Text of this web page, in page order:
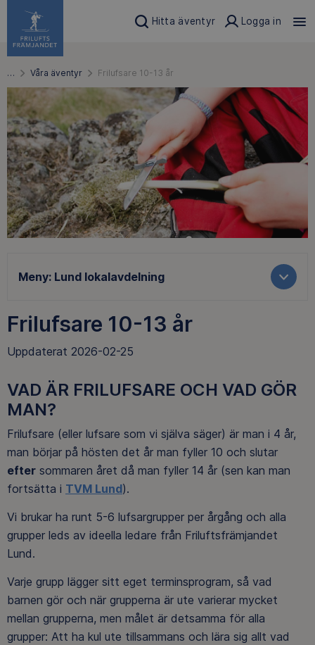
Hitta äventyr Logga in
… Våra äventyr Frilufsare 10-13 år
Meny: Lund lokalavdelning
Frilufsare 10-13 år
Uppdaterat 2026-02-25
VAD ÄR FRILUFSARE OCH VAD GÖR
MAN?
Frilufsare (eller lufsare som vi själva säger) är man i 4 år,
man börjar på hösten det år man fyller 10 och slutar
efter sommaren året då man fyller 14 år (sen kan man
fortsätta i TVM Lund).
Vi brukar ha runt 5-6 lufsargrupper per årgång och alla
grupper leds av ideella ledare från Friluftsfrämjandet
Lund.
Varje grupp lägger sitt eget terminsprogram, så vad
barnen gör och när grupperna är ute varierar mycket
mellan grupperna, men målet är detsamma för alla
grupper: Att ha kul ute tillsammans och lära sig allt vad